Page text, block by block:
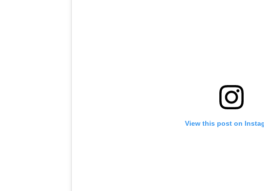
View this post on